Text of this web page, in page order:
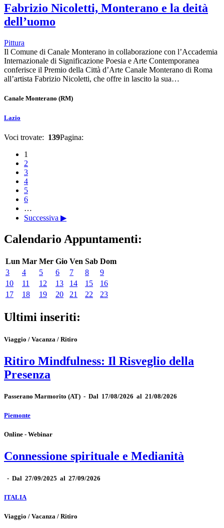
Fabrizio Nicoletti, Monterano e la deità
dell’uomo
Pittura
Il Comune di Canale Monterano in collaborazione con l’Accademia
Internazionale di Significazione Poesia e Arte Contemporanea
conferisce il Premio della Città d’Arte Canale Monterano di Roma
all’artista Fabrizio Nicoletti, che offre in lascito la sua…
Canale Monterano (RM)
Lazio
Voci trovate: 139Pagina:
1
2
3
4
5
6
…
Successiva ▶
Calendario Appuntamenti:
Lun Mar Mer Gio Ven Sab Dom
3
4 5 6 7 8
9
10
11 12 13 14 15
16
17
18 19 20 21 22 23
Ultimi inseriti:
Viaggio / Vacanza / Ritiro
Ritiro Mindfulness: Il Risveglio della
Presenza
Passerano Marmorito (AT) - Dal 17/08/2026 al 21/08/2026
Piemonte
Online - Webinar
Connessione spirituale e Medianità
- Dal 27/09/2025 al 27/09/2026
ITALIA
Viaggio / Vacanza / Ritiro